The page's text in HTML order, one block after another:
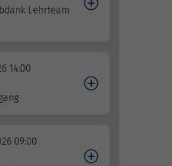
Lehrteam
14:00
09:00